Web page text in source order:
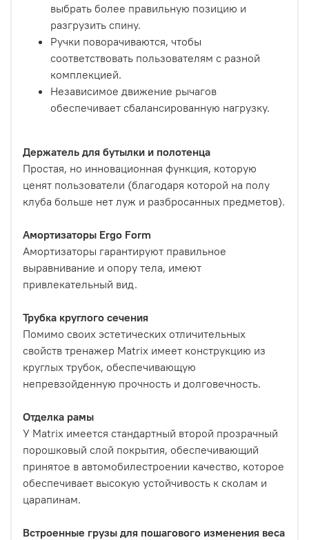
выбрать более правильную позицию и
разгрузить спину.
Ручки поворачиваются, чтобы
соответствовать пользователям с разной
комплекцией.
Независимое движение рычагов
обеспечивает сбалансированную нагрузку.
Держатель для бутылки и полотенца
Простая, но инновационная функция, которую
ценят пользователи (благодаря которой на полу
клуба больше нет луж и разбросанных предметов).
Амортизаторы Ergo Form
Амортизаторы гарантируют правильное
выравнивание и опору тела, имеют
привлекательный вид.
Трубка круглого сечения
Помимо своих эстетических отличительных
свойств тренажер Matrix имеет конструкцию из
круглых трубок, обеспечивающую
непревзойденную прочность и долговечность.
Отделка рамы
У Matrix имеется стандартный второй прозрачный
порошковый слой покрытия, обеспечивающий
принятое в автомобилестроении качество, которое
обеспечивает высокую устойчивость к сколам и
царапинам.
Встроенные грузы для пошагового изменения веса